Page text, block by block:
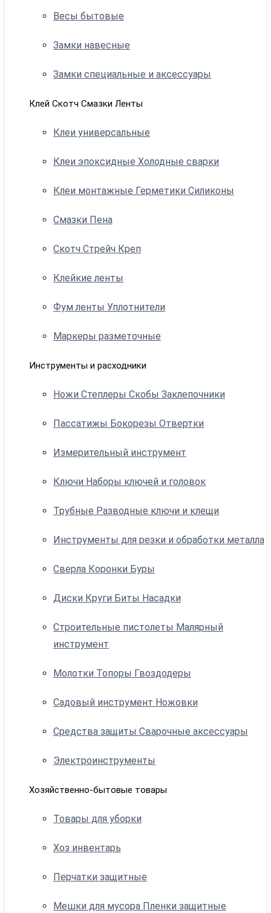
Весы бытовые
Замки навесные
Замки специальные и аксессуары
Клей Скотч Смазки Ленты
Клеи универсальные
Клеи эпоксидные Холодные сварки
Клеи монтажные Герметики Силиконы
Смазки Пена
Скотч Стрейч Креп
Клейкие ленты
Фум ленты Уплотнители
Маркеры разметочные
Инструменты и расходники
Ножи Степлеры Скобы Заклепочники
Пассатижы Бокорезы Отвертки
Измерительный инструмент
Ключи Наборы ключей и головок
Трубные Разводные ключи и клещи
Инструменты для резки и обработки металла
Сверла Коронки Буры
Диски Круги Биты Насадки
Строительные пистолеты Малярный
инструмент
Молотки Топоры Гвоздодеры
Садовый инструмент Ножовки
Средства защиты Сварочные аксессуары
Электроинструменты
Хозяйственно-бытовые товары
Товары для уборки
Хоз инвентарь
Перчатки защитные
Мешки для мусора Пленки защитные